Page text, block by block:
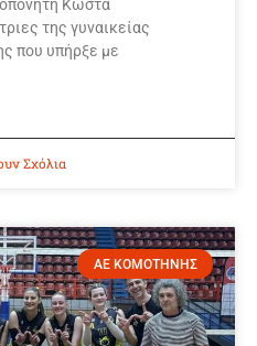
Κώστα
της γυναικείας
που υπήρξε με
Σχόλια
ΑΕ ΚΟΜΟΤΗΝΗΣ